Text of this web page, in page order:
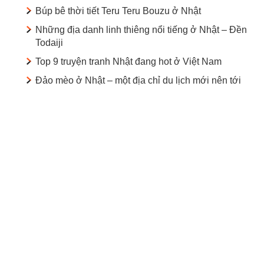
Búp bê thời tiết Teru Teru Bouzu ở Nhật
Những địa danh linh thiêng nổi tiếng ở Nhật – Đền
Todaiji
Top 9 truyện tranh Nhật đang hot ở Việt Nam
Đảo mèo ở Nhật – một địa chỉ du lịch mới nên tới